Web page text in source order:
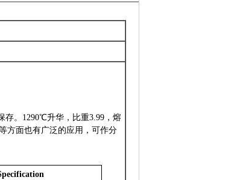
。 1290℃升华，比重3.99，熔
方面也有广泛的应用，可作分